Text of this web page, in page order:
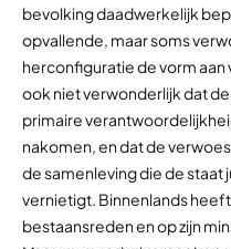
bevolking daadwerkelijk
opvallende, maar soms
herconfiguratie de vorm aan
ook niet verwonderlijk dat
primaire
nakomen, en dat de
de samenleving die de staat
vernietigt. Binnenlands
bestaansreden en op zijn